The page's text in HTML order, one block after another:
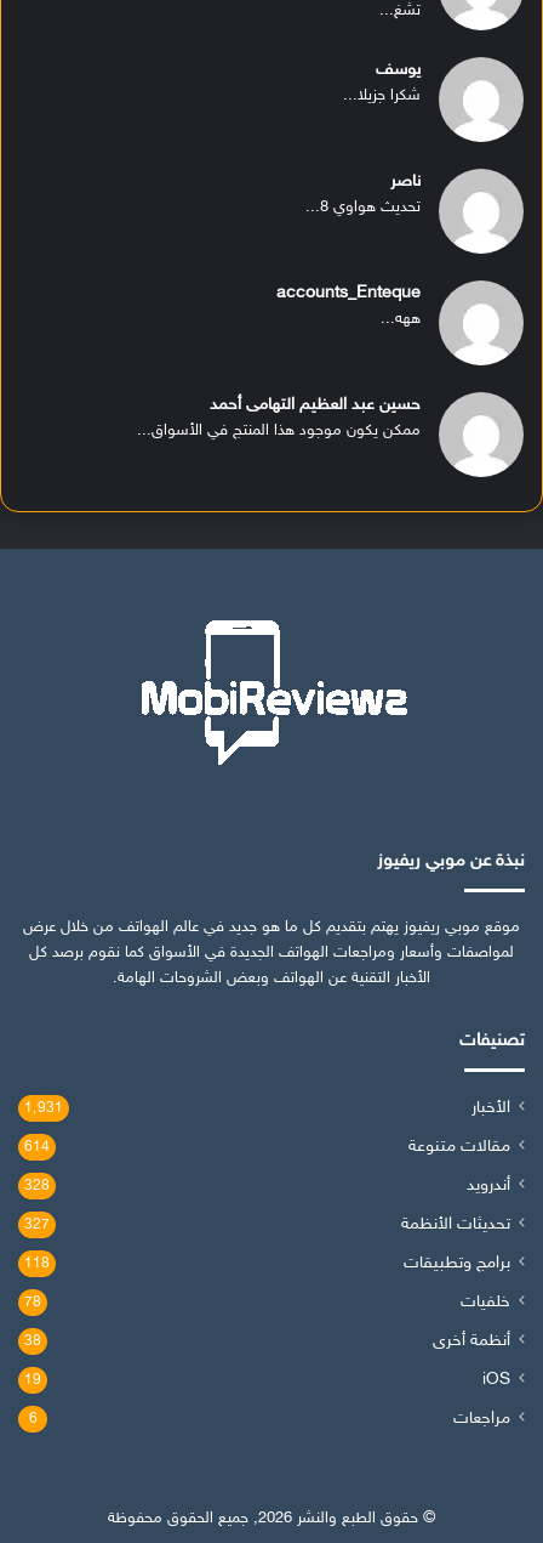
تشغ...
يوسف
شكرا جزيلا...
ناصر
تحديث هواوي 8...
accounts_Enteque
ههه...
حسين عبد العظيم التهامى أحمد
ممكن يكون موجود هذا المنتج في الأسواق...
نبذة عن موبي ريفيوز
موقع موبي ريفيوز يهتم بتقديم كل ما هو جديد في عالم الهواتف من خلال عرض
لمواصفات وأسعار ومراجعات الهواتف الجديدة في الأسواق كما نقوم برصد كل
الأخبار التقنية عن الهواتف وبعض الشروحات الهامة.
تصنيفات
الأخبار 1٬931
مقالات متنوعة 614
أندرويد 328
تحديثات الأنظمة 327
برامج وتطبيقات 118
خلفيات 78
أنظمة أخرى 38
iOS
19
مراجعات 6
© حقوق الطبع والنشر 2026, جميع الحقوق محفوظة